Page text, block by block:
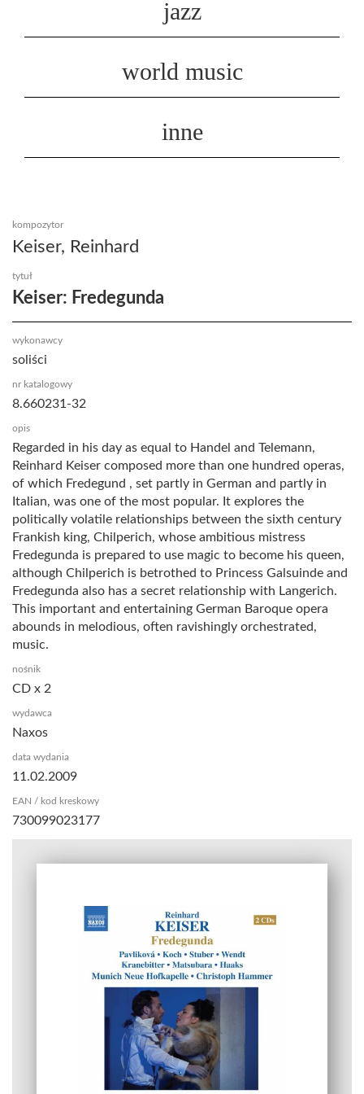
jazz
world music
inne
kompozytor
Keiser, Reinhard
tytuł
Keiser: Fredegunda
wykonawcy
soliści
nr katalogowy
8.660231-32
opis
Regarded in his day as equal to Handel and Telemann,
Reinhard Keiser composed more than one hundred operas,
of which Fredegund , set partly in German and partly in
Italian, was one of the most popular. It explores the
politically volatile relationships between the sixth century
Frankish king, Chilperich, whose ambitious mistress
Fredegunda is prepared to use magic to become his queen,
although Chilperich is betrothed to Princess Galsuinde and
Fredegunda also has a secret relationship with Langerich.
This important and entertaining German Baroque opera
abounds in melodious, often ravishingly orchestrated,
music.
nośnik
CD x 2
wydawca
Naxos
data wydania
11.02.2009
EAN / kod kreskowy
730099023177